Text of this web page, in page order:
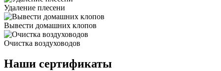
Удаление плесени
Вывести домашних клопов
Очистка воздуховодов
Наши сертификаты